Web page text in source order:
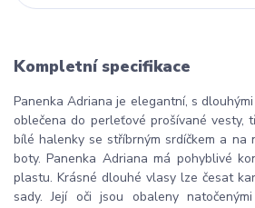
Kompletní specifikace
Panenka Adriana je elegantní, s
oblečena do perleťové prošívané vesty,
bílé halenky se stříbrným srdíčkem a na
boty. Panenka Adriana má pohyblivé
plastu. Krásné dlouhé vlasy lze česat
sady. Její oči jsou obaleny